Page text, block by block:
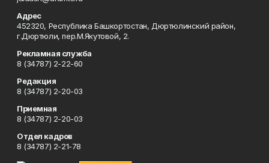
Адрес
452320, Республика Башкортостан, Дюртюлинский район,
г.Дюртюли, пер.М.Якутовой, 2.
Рекламная служба
8 (34787) 2-22-60
Редакция
8 (34787) 2-20-03
Приемная
8 (34787) 2-20-03
Отдел кадров
8 (34787) 2-21-78